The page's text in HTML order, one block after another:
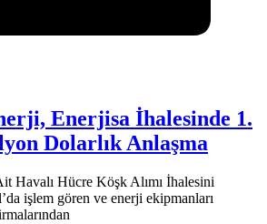
Enerjisa İhalesinde 1.
Dolarlık Anlaşma
Havalı Hücre Köşk Alımı İhalesini
işlem gören ve enerji ekipmanları